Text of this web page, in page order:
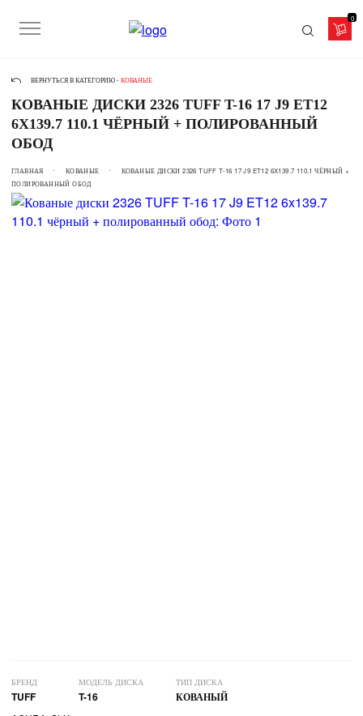
0
ВЕРНУТЬСЯ В КАТЕГОРИЮ - КОВАНЫЕ
КОВАНЫЕ ДИСКИ 2326 TUFF T-16 17 J9 ET12
6X139.7 110.1 ЧЁРНЫЙ + ПОЛИРОВАННЫЙ
ОБОД
ГЛАВНАЯ КОВАНЫЕ
КОВАНЫЕ ДИСКИ 2326 TUFF T-16 17 J9 ET12 6X139.7 110.1 ЧЁРНЫЙ +
ПОЛИРОВАННЫЙ ОБОД
БРЕНД
TUFF
МОДЕЛЬ ДИСКА
T-16
ТИП ДИСКА
КОВАНЫЙ